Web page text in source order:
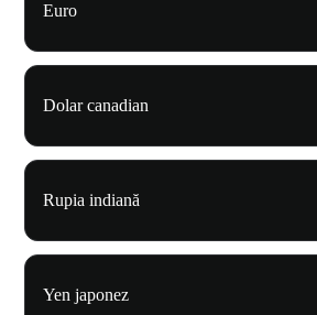
Euro
Dolar canadian
Rupia indiană
Yen japonez